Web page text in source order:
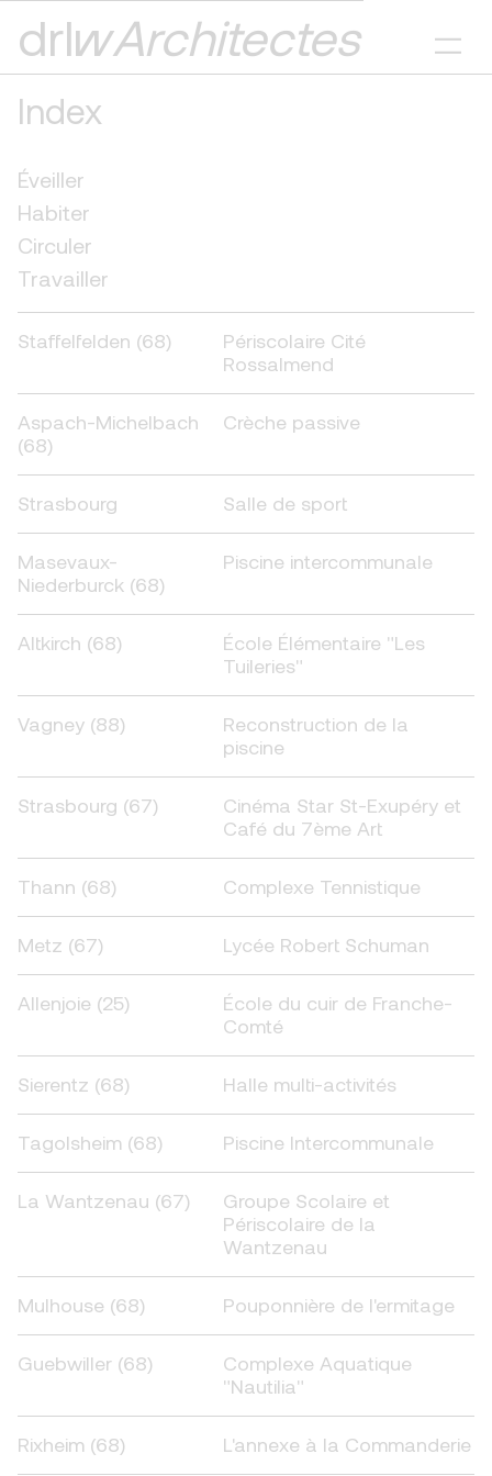
drl§Architectes
Index
Éveiller
Habiter
Circuler
Travailler
Staffelfelden (68)
Périscolaire Cité
Rossalmend
Aspach-Michelbach
(68)
Crèche passive
Strasbourg Salle de sport
Masevaux-
Niederburck (68)
Piscine intercommunale
Altkirch (68)
École Élémentaire "Les
Tuileries"
Vagney (88)
Reconstruction de la
piscine
Strasbourg (67)
Cinéma Star St-Exupéry et
Café du 7ème Art
Thann (68) Complexe Tennistique
Metz (67) Lycée Robert Schuman
Allenjoie (25)
École du cuir de Franche-
Comté
Sierentz (68) Halle multi-activités
Tagolsheim (68) Piscine Intercommunale
La Wantzenau (67)
Groupe Scolaire et
Périscolaire de la
Wantzenau
Mulhouse (68) Pouponnière de l'ermitage
Guebwiller (68)
Complexe Aquatique
"Nautilia"
Rixheim (68) L'annexe à la Commanderie